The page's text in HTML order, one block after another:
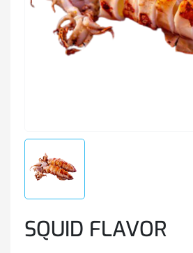
SQUID FLAVOR